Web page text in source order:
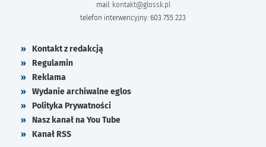
mail: kontakt@glossk.pl
telefon interwencyjny: 603 755 223
Kontakt z redakcją
Regulamin
Reklama
Wydanie archiwalne eglos
Polityka Prywatności
Nasz kanał na You Tube
Kanał RSS